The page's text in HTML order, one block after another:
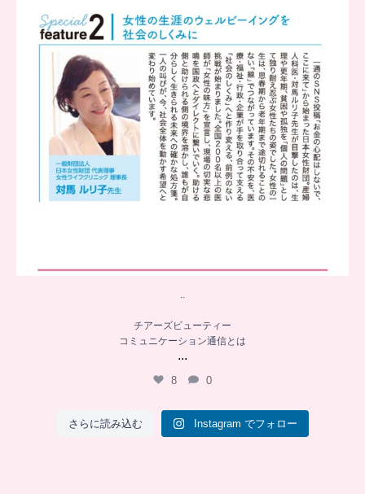
8
チアーズビューティー
コミュニケーション通信とは
...
8 0
さらに読み込む Instagram でフォロー